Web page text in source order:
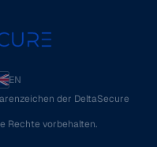
EN
der DeltaSecure
Rechte vorbehalten.